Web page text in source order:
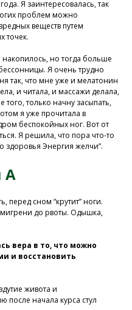
Я заинтересовалась, так
проблем можно
веществ путем
точек.
но тогда больше
Я очень трудно
так, что мне уже и мелатонин
и читала, и массажи делала,
того, только начну засыпать,
я уже прочитала в
беспокойных ног. Вот от
Я решила, что пора что-то
здоровья Энергия желчи”.
А
перед сном “крутит” ноги.
до рвоты. Одышка,
вера в то, что можно
и восстановить
живота и
после начала курса стул